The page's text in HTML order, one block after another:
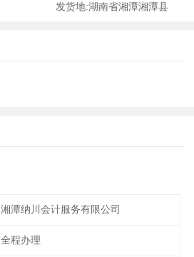
发货地:湖南省湘潭湘潭县
湘潭纳川会计服务有限公司
全程办理